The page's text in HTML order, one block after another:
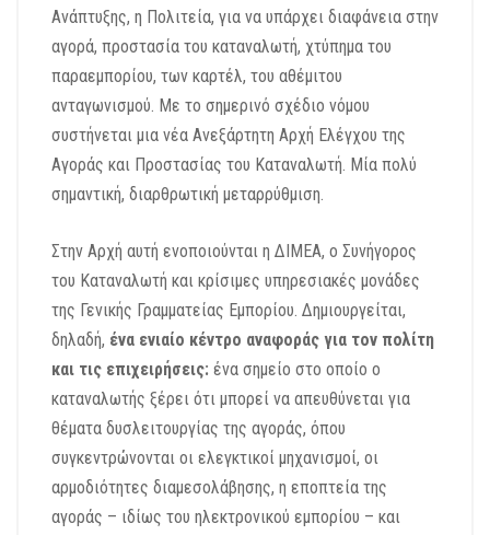
Ανάπτυξης, η Πολιτεία, για να υπάρχει διαφάνεια στην
αγορά, προστασία του καταναλωτή, χτύπημα του
παραεμπορίου, των καρτέλ, του αθέμιτου
ανταγωνισμού. Με το σημερινό σχέδιο νόμου
συστήνεται μια νέα Ανεξάρτητη Αρχή Ελέγχου της
Αγοράς και Προστασίας του Καταναλωτή. Μία πολύ
σημαντική, διαρθρωτική μεταρρύθμιση.
Στην Αρχή αυτή ενοποιούνται η ΔΙΜΕΑ, ο Συνήγορος
του Καταναλωτή και κρίσιμες υπηρεσιακές μονάδες
της Γενικής Γραμματείας Εμπορίου. Δημιουργείται,
δηλαδή, ένα ενιαίο κέντρο αναφοράς για τον πολίτη
και τις επιχειρήσεις: ένα σημείο στο οποίο ο
καταναλωτής ξέρει ότι μπορεί να απευθύνεται για
θέματα δυσλειτουργίας της αγοράς, όπου
συγκεντρώνονται οι ελεγκτικοί μηχανισμοί, οι
αρμοδιότητες διαμεσολάβησης, η εποπτεία της
αγοράς – ιδίως του ηλεκτρονικού εμπορίου – και